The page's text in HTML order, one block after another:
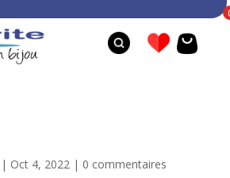
| Oct 4, 2022| 0 commentaires